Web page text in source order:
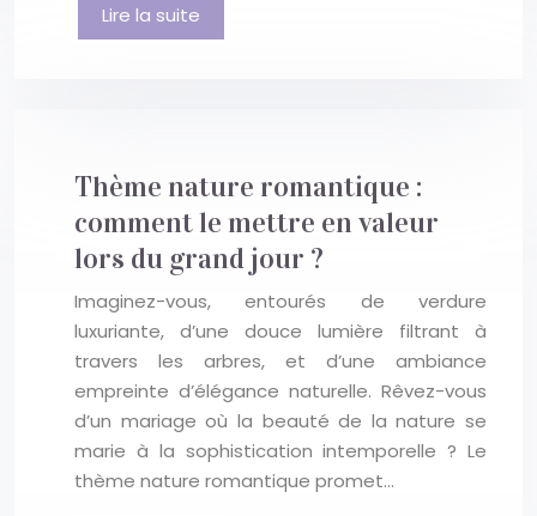
Lire la suite
Thème nature romantique :
comment le mettre en valeur
lors du grand jour ?
Imaginez-vous, entourés de verdure
luxuriante, d’une douce lumière filtrant à
travers les arbres, et d’une ambiance
empreinte d’élégance naturelle. Rêvez-vous
d’un mariage où la beauté de la nature se
marie à la sophistication intemporelle ? Le
thème nature romantique promet…